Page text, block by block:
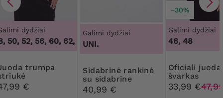
dydžiai
52, 56, 60, 62, 64 ,46, 48, 50, 52, 56, 60, 62, 64
€
Galimi dydžiai
UNI.
Sidabrinė rankinė
su sidabrine
sagtimi
40,99 €
−30%
Galimi dydžiai
46, 48
Oficiali juoda
švarkas
33,99 €